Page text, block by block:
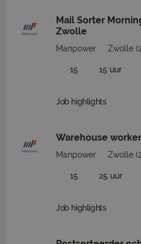
Mail Sorter
Zwolle
Manpower Zwolle
15 15 uur
Job highlights
Warehouse
Manpower Zwolle
15 25 uur
Job highlights